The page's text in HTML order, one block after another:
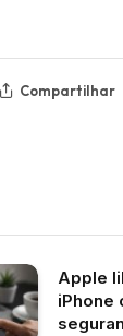
Compartilhar
Apple
iPhone